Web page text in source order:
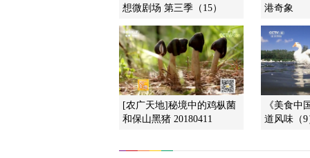
想微剧场 第三季（15）
港奇象
[农广天地]秘境中的鸡枞菌
和保山黑猪 20180411
《美食中
道风味（9